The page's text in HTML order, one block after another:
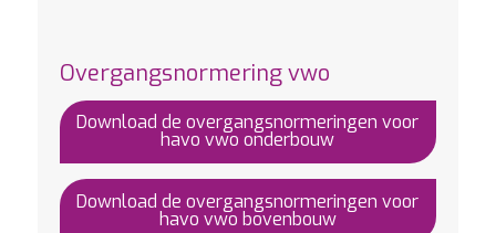
Overgangsnormering vwo
Download de overgangsnormeringen voor
havo vwo onderbouw
Download de overgangsnormeringen voor
havo vwo bovenbouw